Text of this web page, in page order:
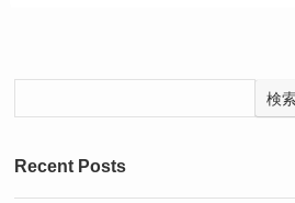
検
Recent Posts